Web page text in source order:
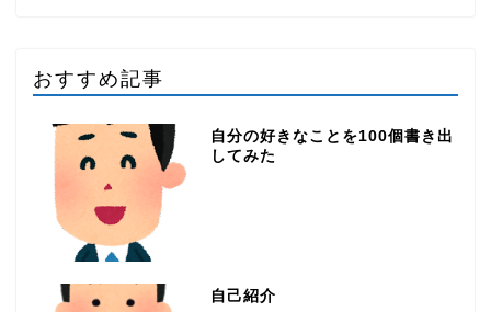
おすすめ記事
自分の好きなことを100個書き出
してみた
自己紹介